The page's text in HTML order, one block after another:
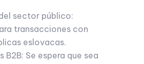
sector público:
transacciones con
eslovacas.
B2B: Se espera que sea